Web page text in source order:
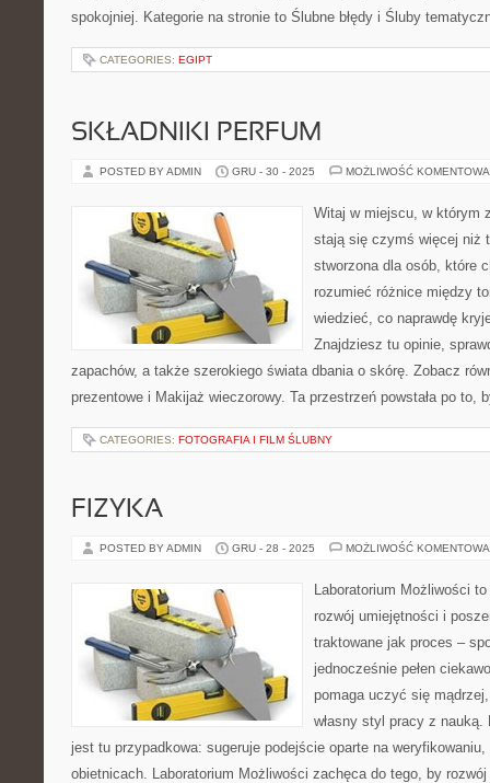
spokojniej. Kategorie na stronie to Ślubne błędy i Śluby
CATEGORIES: EGIPT
SKŁADNIKI PERFUM
POSTED BY ADMIN GRU - 30 - 2025 MOŻLIWOŚĆ
Witaj w miejscu, w którym
stają się czymś więcej niż
stworzona dla osób, które
rozumieć różnice między
wiedzieć, co naprawdę
Znajdziesz tu opinie,
zapachów, a także szerokiego świata dbania o skórę. Zobacz
prezentowe i Makijaż wieczorowy. Ta przestrzeń powstała po to,
CATEGORIES: FOTOGRAFIA I FILM ŚLUBNY
FIZYKA
POSTED BY ADMIN GRU - 28 - 2025 MOŻLIWOŚĆ
Laboratorium Możliwości
rozwój umiejętności i
traktowane jak proces –
jednocześnie pełen
pomaga uczyć się
własny styl pracy z nauką.
jest tu przypadkowa: sugeruje podejście oparte na
obietnicach. Laboratorium Możliwości zachęca do tego, by